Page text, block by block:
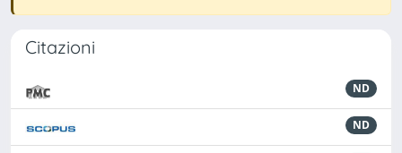
Citazioni
ND
ND